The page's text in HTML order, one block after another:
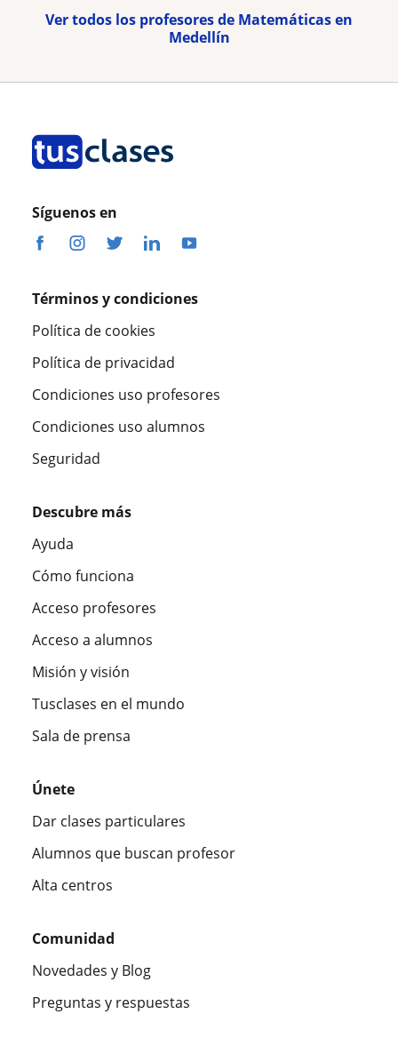
Ver todos los profesores de Matemáticas en
Medellín
Síguenos en
Términos y condiciones
Política de cookies
Política de privacidad
Condiciones uso profesores
Condiciones uso alumnos
Seguridad
Descubre más
Ayuda
Cómo funciona
Acceso profesores
Acceso a alumnos
Misión y visión
Tusclases en el mundo
Sala de prensa
Únete
Dar clases particulares
Alumnos que buscan profesor
Alta centros
Comunidad
Novedades y Blog
Preguntas y respuestas